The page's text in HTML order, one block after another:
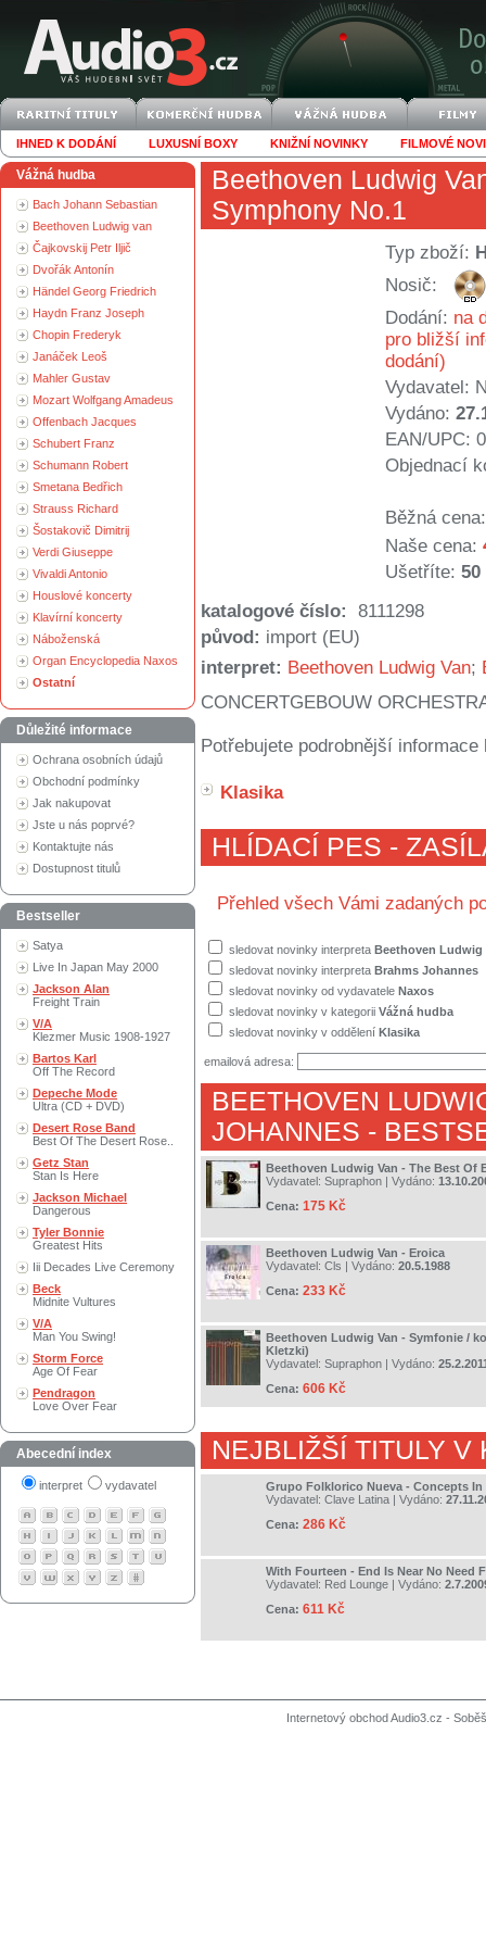
IHNED K DODÁNÍ LUXUSNÍ BOXY KNIŽNÍ NOVINKY FILMOVÉ
Vážná hudba
Bach Johann Sebastian
Beethoven Ludwig van
Čajkovskij Petr Iljič
Dvořák Antonín
Händel Georg Friedrich
Haydn Franz Joseph
Chopin Frederyk
Janáček Leoš
Mahler Gustav
Mozart Wolfgang Amadeus
Offenbach Jacques
Schubert Franz
Schumann Robert
Smetana Bedřich
Strauss Richard
Šostakovič Dimitrij
Verdi Giuseppe
Vivaldi Antonio
Houslové koncerty
Klavírní koncerty
Náboženská
Organ Encyclopedia Naxos
Ostatní
Důležité informace
Ochrana osobních údajů
Obchodní podmínky
Jak nakupovat
Jste u nás poprvé?
Kontaktujte nás
Dostupnost titulů
Bestseller
Satya
Live In Japan May 2000
Jackson Alan
Freight Train
V/A
Klezmer Music 1908-1927
Bartos Karl
Off The Record
Depeche Mode
Ultra (CD + DVD)
Desert Rose Band
Best Of The Desert Rose..
Getz Stan
Stan Is Here
Jackson Michael
Dangerous
Tyler Bonnie
Greatest Hits
Iii Decades Live Ceremony
Beck
Midnite Vultures
V/A
Man You Swing!
Storm Force
Age Of Fear
Pendragon
Love Over Fear
Abecední index
interpret vydavatel
Beethoven Ludwig
Symphony No.1
Typ zboží:
Nosič:
Dodání: na
pro bližší
dodání)
Vydavatel:
Vydáno:
EAN/UPC:
Objednací
Běžná cena:
Naše cena:
Ušetříte: 50
katalogové číslo:
8111298
původ: import (EU)
interpret: Beethoven Ludwig Van;
CONCERTGEBOUW
Potřebujete podrobnější
Klasika
HLÍDACÍ PES -
Přehled všech Vámi zadaných
sledovat novinky interpreta Beethoven Ludwig
sledovat novinky interpreta Brahms Johannes
sledovat novinky od vydavatele Naxos
sledovat novinky v kategorii Vážná hudba
sledovat novinky v oddělení Klasika
emailová adresa:
BEETHOVEN
JOHANNES -
Beethoven Ludwig Van - The Best Of
Vydavatel: Supraphon | Vydáno:
Cena: 175 Kč
Beethoven Ludwig Van - Eroica
Vydavatel: Cls | Vydáno: 20.5.1988
Cena: 233 Kč
Beethoven Ludwig Van - Symfonie /
Kletzki)
Vydavatel: Supraphon | Vydáno:
Cena: 606 Kč
NEJBLIŽŠÍ TITULY V
Grupo Folklorico Nueva - Concepts In
Vydavatel: Clave Latina | Vydáno:
Cena: 286 Kč
With Fourteen - End Is Near No Need
Vydavatel: Red Lounge | Vydáno:
Cena: 611 Kč
Internetový obchod Audio3.cz -